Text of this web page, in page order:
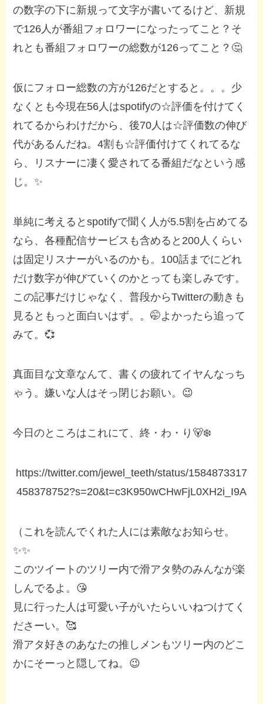
の数字の下に新規って文字が書いてるけど、新規
で126人が番組フォロワーになったってこと？そ
れとも番組フォロワーの総数が126ってこと？🤔
仮にフォロー総数の方が126だとすると。。。少
なくとも今現在56人はspotifyの☆評価を付けてく
れてるからわけだから、後70人は☆評価数の伸び
代があるんだね。4割も☆評価付けてくれてるな
ら、リスナーに凄く愛されてる番組だなという感
じ。✨
単純に考えるとspotifyで聞く人が5.5割を占めてる
なら、各種配信サービスも含めると200人くらい
は固定リスナーがいるのかも。100話までにどれ
だけ数字が伸びていくのかとっても楽しみです。
この記事だけじゃなく、普段からTwitterの動きも
見るともっと面白いはず。。🤭よかったら追って
みて。💞
真面目な文章なんて、書くの疲れてイヤんなっち
ゃう。嫌いな人はそっ閉じお願い。😉
今日のところはこれにて、終・わ・り🐻‍❄️
https://twitter.com/jewel_teeth/status/1584873317
458378752?s=20&t=c3K950wCHwFjL0XH2i_I9A
（これを読んでくれた人には素敵なお知らせ。
✨✨
このツイートのツリー内で滑アタ勢のみんなが楽
しんでるよ。😘
見に行った人は可愛い子がいたらいいねつけてく
ださーい。🥰
滑アタ好きのあなたの推しメンもツリー内のどこ
かにそーっと隠してね。😉